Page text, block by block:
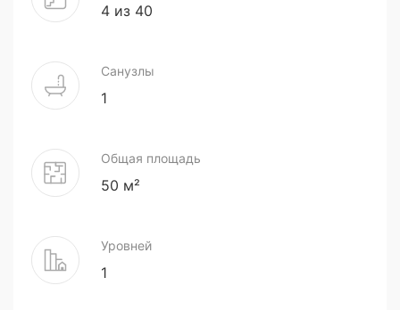
4 из 40
Санузлы
1
Общая площадь
50 м²
Уровней
1